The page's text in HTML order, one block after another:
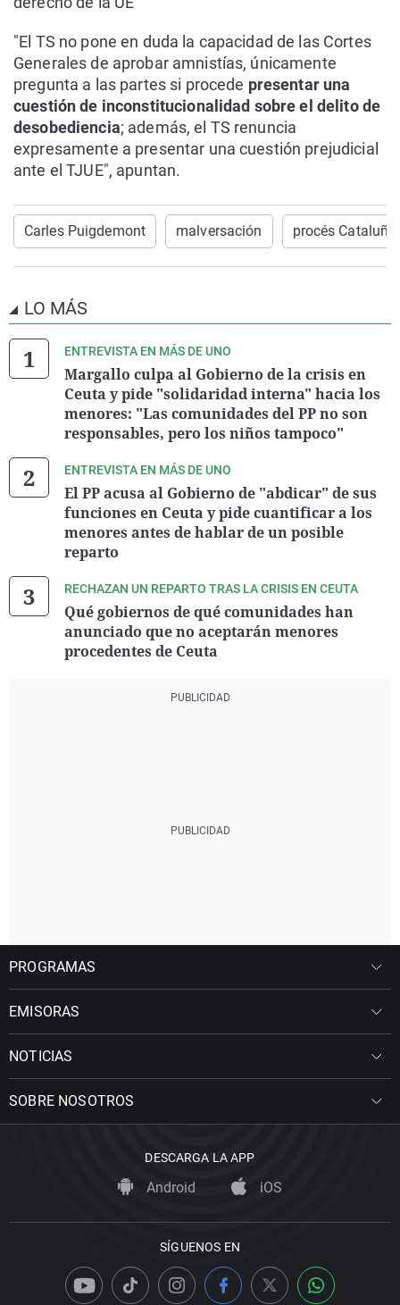
"El TS no pone en duda la capacidad de las Cortes
Generales de aprobar amnistías, únicamente
pregunta a las partes si procede presentar una
cuestión de inconstitucionalidad sobre el delito de
desobediencia; además, el TS renuncia
expresamente a presentar una cuestión prejudicial
ante el TJUE", apuntan.
Carles Puigdemont malversación procés Cataluña
LO MÁS
ENTREVISTA EN MÁS DE UNO
Margallo culpa al Gobierno de la crisis en
Ceuta y pide "solidaridad interna" hacia los
menores: "Las comunidades del PP no son
responsables, pero los niños tampoco"
ENTREVISTA EN MÁS DE UNO
El PP acusa al Gobierno de "abdicar" de sus
funciones en Ceuta y pide cuantificar a los
menores antes de hablar de un posible
reparto
RECHAZAN UN REPARTO TRAS LA CRISIS EN CEUTA
Qué gobiernos de qué comunidades han
anunciado que no aceptarán menores
procedentes de Ceuta
PROGRAMAS
EMISORAS
NOTICIAS
SOBRE NOSOTROS
DESCARGA LA APP
Android iOS
SÍGUENOS EN